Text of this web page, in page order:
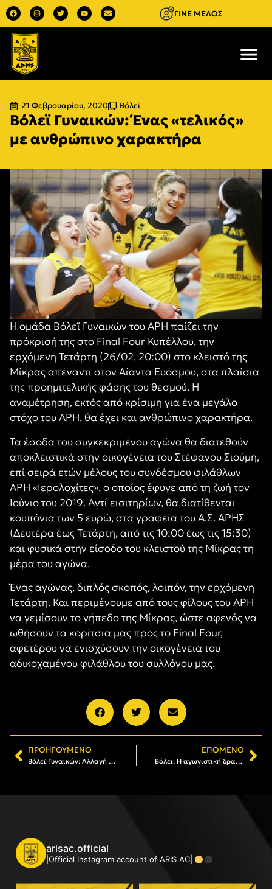
ΓΙΝΕ ΜΕΛΟΣ
21 Φεβρουαρίου, 2020 Βόλεϊ
Βόλεϊ Γυναικών: Ένας «τελικός»
με ανθρώπινο χαρακτήρα
Η ομάδα Βόλεϊ Γυναικών του ΑΡΗ παίζει την
πρόκρισή της στο Final Four Κυπέλλου, την
ερχόμενη Τετάρτη (26/02, 20:00) στο κλειστό της
Μίκρας απέναντι στον Αίαντα Ευόσμου, στα πλαίσια
της προημιτελικής φάσης του θεσμού. Η
αναμέτρηση, εκτός από κρίσιμη για ένα μεγάλο
στόχο του ΑΡΗ, θα έχει και ανθρώπινο χαρακτήρα.
Τα έσοδα του συγκεκριμένου αγώνα θα διατεθούν
αποκλειστικά στην οικογένεια του Στέφανου Σιούμη,
επί σειρά ετών μέλους του συνδέσμου φιλάθλων
ΑΡΗ «Ιερολοχίτες», ο οποίος έφυγε από τη ζωή τον
Ιούνιο του 2019. Αντί εισιτηρίων, θα διατίθενται
κουπόνια των 5 ευρώ, στα γραφεία του Α.Σ. ΑΡΗΣ
(Δευτέρα έως Τετάρτη, από τις 10:00 έως τις 15:30)
και φυσικά στην είσοδο του κλειστού της Μίκρας τη
μέρα του αγώνα.
Ένας αγώνας, διπλός σκοπός, λοιπόν, την ερχόμενη
Τετάρτη. Και περιμένουμε από τους φίλους του ΑΡΗ
να γεμίσουν το γήπεδο της Μίκρας, ώστε αφενός να
ωθήσουν τα κορίτσια μας προς το Final Four,
αφετέρου να ενισχύσουν την οικογένεια του
αδικοχαμένου φιλάθλου του συλλόγου μας.
ΠΡΟΗΓΟΎΜΕΝΟ
Βόλεϊ Γυναικών: Αλλαγή ώρας στο ντέρμπι με τον Παναθηναϊκό
ΕΠΌΜΕΝΟ
Βόλεϊ: Η αγωνιστική δραστηριότητα των τμημάτων του Α.Σ. ΑΡΗΣ
arisac.official
|Official Instagram account of ARIS AC|